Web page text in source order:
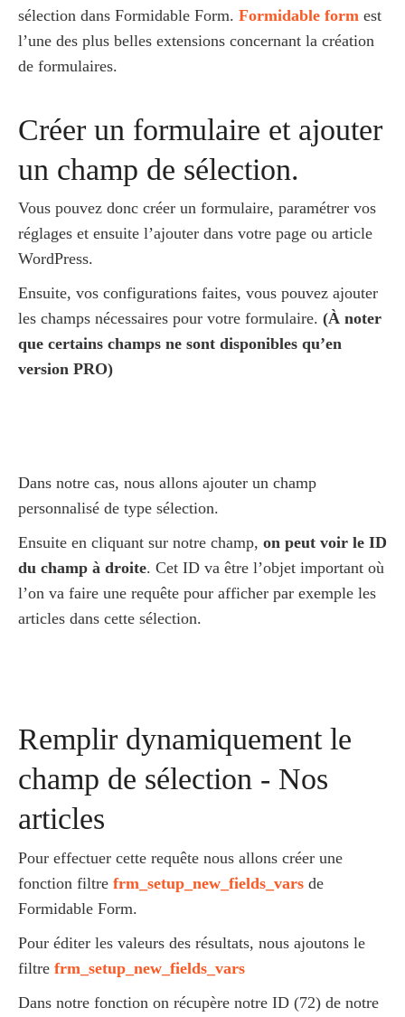
sélection dans Formidable Form. Formidable form est
l’une des plus belles extensions concernant la création
de formulaires.
Créer un formulaire et ajouter
un champ de sélection.
Vous pouvez donc créer un formulaire, paramétrer vos
réglages et ensuite l’ajouter dans votre page ou article
WordPress.
Ensuite, vos configurations faites, vous pouvez ajouter
les champs nécessaires pour votre formulaire. (À noter
que certains champs ne sont disponibles qu’en
version PRO)
Dans notre cas, nous allons ajouter un champ
personnalisé de type sélection.
Ensuite en cliquant sur notre champ, on peut voir le ID
du champ à droite. Cet ID va être l’objet important où
l’on va faire une requête pour afficher par exemple les
articles dans cette sélection.
Remplir dynamiquement le
champ de sélection - Nos
articles
Pour effectuer cette requête nous allons créer une
fonction filtre frm_setup_new_fields_vars de
Formidable Form.
Pour éditer les valeurs des résultats, nous ajoutons le
filtre frm_setup_new_fields_vars
Dans notre fonction on récupère notre ID (72) de notre